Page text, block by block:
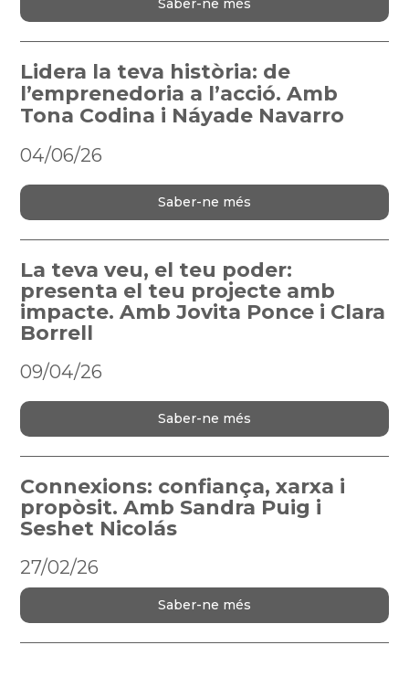
Saber-ne més
Lidera la teva història: de
l’emprenedoria a l’acció. Amb
Tona Codina i Náyade Navarro
04/06/26
Saber-ne més
La teva veu, el teu poder:
presenta el teu projecte amb
impacte. Amb Jovita Ponce i Clara
Borrell
09/04/26
Saber-ne més
Connexions: confiança, xarxa i
propòsit. Amb Sandra Puig i
Seshet Nicolás
27/02/26
Saber-ne més